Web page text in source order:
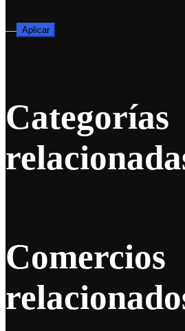
— Aplicar
Categorías
Comercios